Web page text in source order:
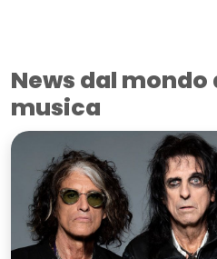
News dal mondo
musica